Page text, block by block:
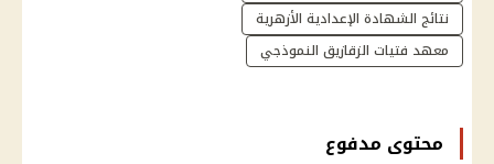
نتائج الشهادة الإعدادية الأزهرية
معهد فتيات الزقازيق النموذجي
محتوى مدفوع